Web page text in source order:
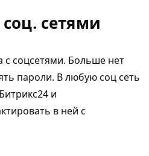
сетями
с соцсетями. Больше нет
пароли. В любую соц сеть
и
в ней с